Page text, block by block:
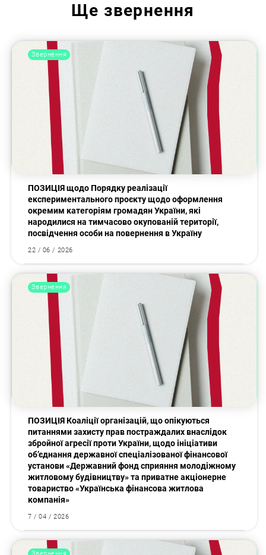
Ще звернення
Звернення
ПОЗИЦІЯ щодо Порядку реалізації
експериментального проєкту щодо оформлення
окремим категоріям громадян України, які
народилися на тимчасово окупованій території,
посвідчення особи на повернення в Україну
22 / 06 / 2026
Звернення
ПОЗИЦІЯ Коаліції організацій, що опікуються
питаннями захисту прав постраждалих внаслідок
збройної агресії проти України, щодо ініціативи
об’єднання державної спеціалізованої фінансової
установи «Державний фонд сприяння молодіжному
житловому будівництву» та приватне акціонерне
товариство «Українська фінансова житлова
компанія»
7 / 04 / 2026